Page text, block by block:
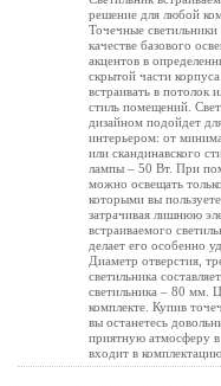
решение для любой
Точечные
качестве базового
акцентов в
скрытой части
встраивать в потолок
стиль помещений.
дизайном подойдет
интерьером: от
или скандинавского
лампы – 50 Вт. При
можно освещать
которыми вы
затрачивая лишнюю
встраиваемого
делает его особенно
Диаметр отверстия,
светильника
светильника – 80 мм.
комплекте. Купив
вы останетесь
приятную атмосферу
входит в комплектацию.